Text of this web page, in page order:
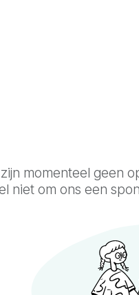
momenteel geen
niet om ons een